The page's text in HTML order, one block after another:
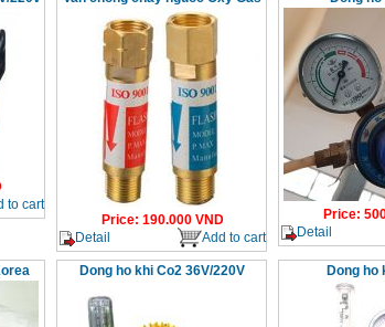
to cart
Price: 190.000VND
Detail
Add to cart
Price:
Detail
Dong ho khi Co2 36V/220V Dong ho